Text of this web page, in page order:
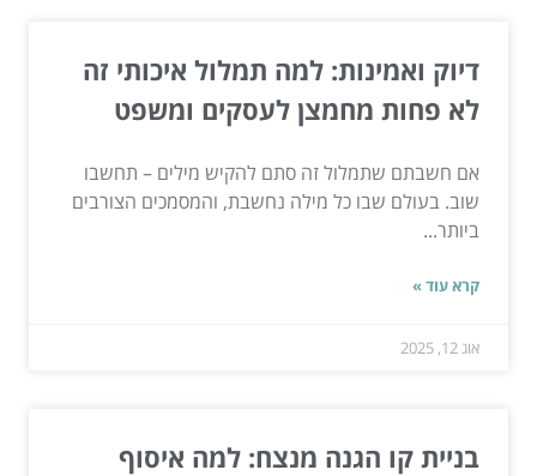
דיוק ואמינות: למה תמלול איכותי זה
לא פחות מחמצן לעסקים ומשפט
אם חשבתם שתמלול זה סתם להקיש מילים – תחשבו
שוב. בעולם שבו כל מילה נחשבת, והמסמכים הצורבים
ביותר...
קרא עוד »
אוג 12, 2025
בניית קו הגנה מנצח: למה איסוף